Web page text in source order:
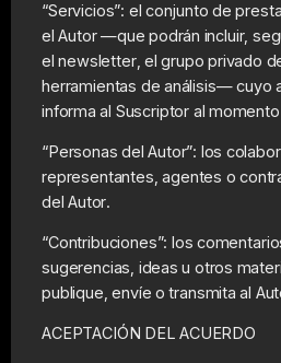
“Servicios”: el conjunto de
el Autor —que podrán incluir,
el newsletter, el grupo privado
herramientas de análisis— cuyo
informa al Suscriptor al
“Personas del Autor”: los
representantes, agentes o
del Autor.
“Contribuciones”: los
sugerencias, ideas u otros
publique, envíe o transmita al
ACEPTACIÓN DEL ACUERDO